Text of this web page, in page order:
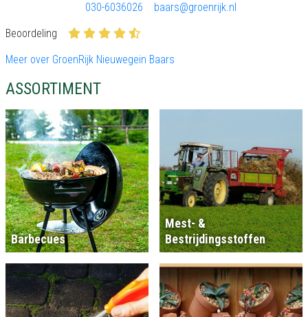
030-6036026
baars@groenrijk.nl
Beoordeling
Meer over GroenRijk Nieuwegein Baars
ASSORTIMENT
Barbecues
Mest- &
Bestrijdingsstoffen